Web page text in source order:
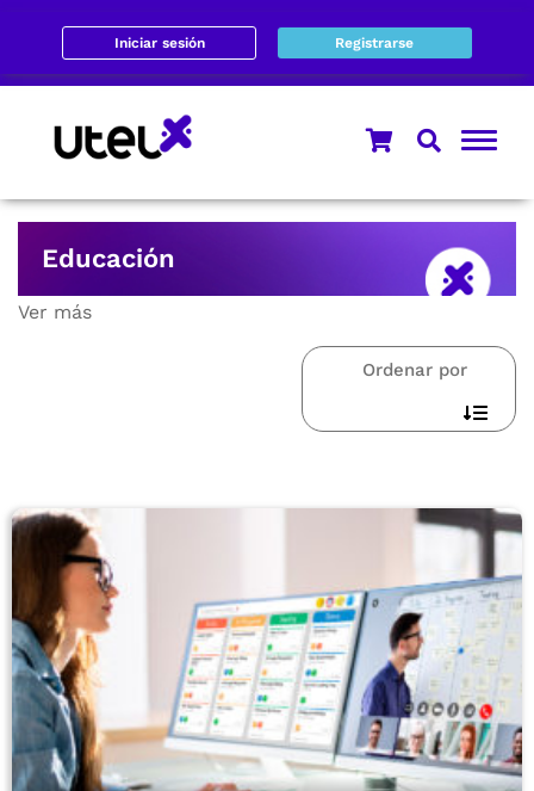
Iniciar sesión Registrarse
Educación
Ver más
Ordenar por